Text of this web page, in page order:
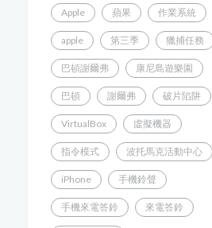
Apple 蘋果 作業系統
apple 第三季 獵捕任務
巴頓謝爾弗 康尼島遊樂園
巴頓 謝爾弗 破片陷阱
VirtualBox 虛擬機器
指令模式 波托馬克活動中心
iPhone 手機鈴聲
手機來電答鈴 來電答鈴